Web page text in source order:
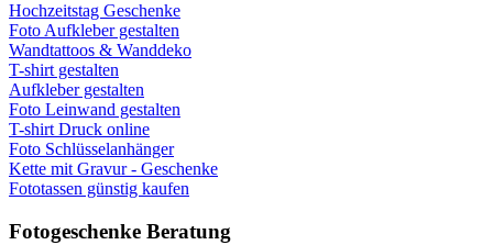
Hochzeitstag Geschenke
Foto Aufkleber gestalten
Wandtattoos & Wanddeko
T-shirt gestalten
Aufkleber gestalten
Foto Leinwand gestalten
T-shirt Druck online
Foto Schlüsselanhänger
Kette mit Gravur - Geschenke
Fototassen günstig kaufen
Fotogeschenke Beratung